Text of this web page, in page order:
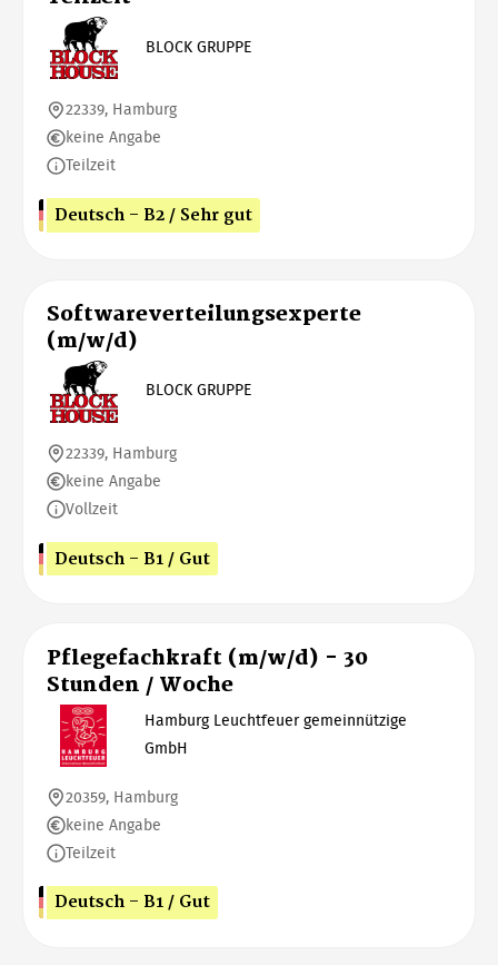
BLOCK GRUPPE
22339, Hamburg
keine Angabe
Teilzeit
Deutsch - B2 / Sehr gut
Softwareverteilungsexperte
(m/w/d)
BLOCK GRUPPE
22339, Hamburg
keine Angabe
Vollzeit
Deutsch - B1 / Gut
Pflegefachkraft (m/w/d) - 30
Stunden / Woche
Hamburg Leuchtfeuer gemeinnützige
GmbH
20359, Hamburg
keine Angabe
Teilzeit
Deutsch - B1 / Gut